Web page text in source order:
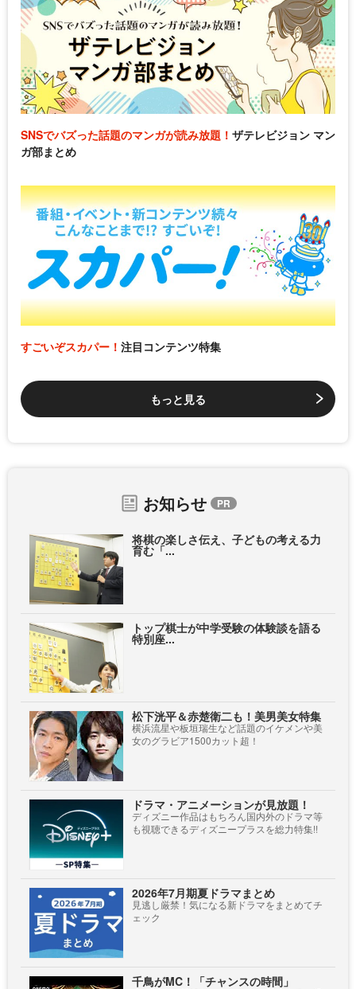
SNSでバズった話題のマンガが読み放題！ ザテレビジョン マン
ガ部まとめ
すごいぞスカパー！ 注目コンテンツ特集
もっと見る
お知らせ
将棋の楽しさ伝え、子どもの考える力
育む「...
トップ棋士が中学受験の体験談を語る
特別座...
松下洸平＆赤楚衛二も！美男美女特集
横浜流星や板垣瑞生など話題のイケメンや美
女のグラビア1500カット超！
ドラマ・アニメーションが見放題！
ディズニー作品はもちろん国内外のドラマ等
も視聴できるディズニープラスを総力特集!!
2026年7月期夏ドラマまとめ
見逃し厳禁！気になる新ドラマをまとめてチ
ェック
千鳥がMC！「チャンスの時間」